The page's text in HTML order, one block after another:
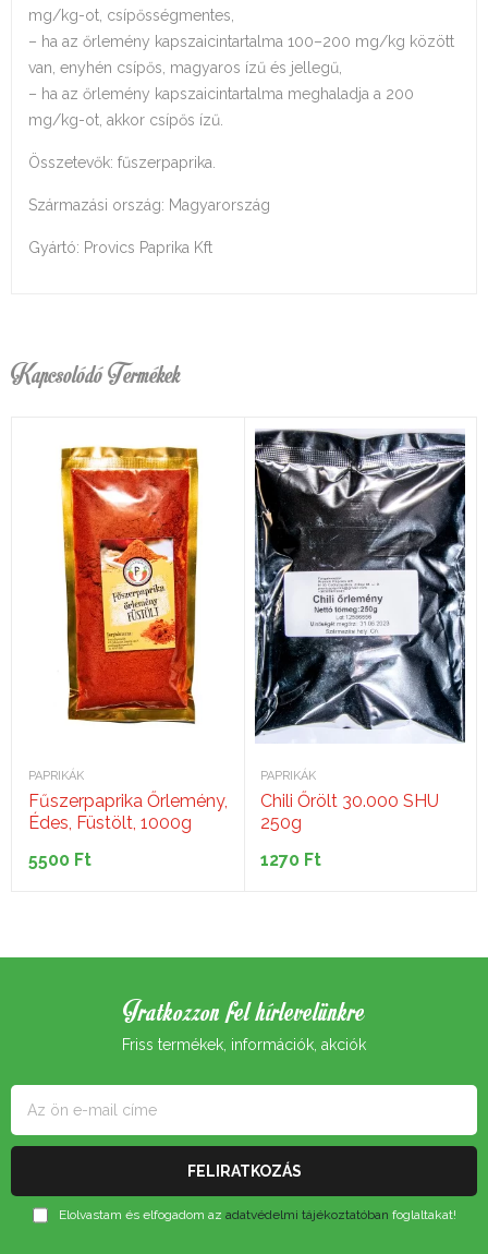
mg/kg-ot, csípősségmentes,
– ha az őrlemény kapszaicintartalma 100–200 mg/kg között
van, enyhén csípős, magyaros ízű és jellegű,
– ha az őrlemény kapszaicintartalma meghaladja a 200
mg/kg-ot, akkor csípős ízű.
Összetevők: fűszerpaprika.
Származási ország: Magyarország
Gyártó: Provics Paprika Kft
Kapcsolódó Termékek
PAPRIKÁK
Fűszerpaprika Őrlemény,
Édes, Füstölt, 1000g
5500 Ft
PAPRIKÁK
Chili Őrölt 30.000 SHU
250g
1270 Ft
Iratkozzon fel hírlevelünkre
Friss termékek, információk, akciók
Elolvastam és elfogadom az adatvédelmi tájékoztatóban foglaltakat!